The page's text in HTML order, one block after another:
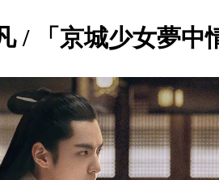
/ 「京城少女夢中